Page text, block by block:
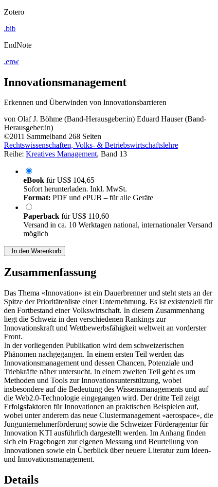
Zotero
.bib
EndNote
.enw
Innovationsmanagement
Erkennen und Überwinden von Innovationsbarrieren
von Olaf J. Böhme (Band-Herausgeber:in) Eduard Hauser (Band-
Herausgeber:in)
©2011 Sammelband 268 Seiten
Rechtswissenschaften, Volks- & Betriebswirtschaftslehre
Reihe: Kreatives Management, Band 13
eBook fürUS$ 104,65
Sofort herunterladen. Inkl. MwSt.
Format: PDF und ePUB – für alle Geräte
Paperback fürUS$ 110,60
Versand in ca. 10 Werktagen national, internationaler Versand
möglich
In den Warenkorb
Zusammenfassung
Das Thema «Innovation» ist ein Dauerbrenner und steht stets an der
Spitze der Prioritätenliste einer Unternehmung. Es ist existenziell für
den Fortbestand einer Volkswirtschaft. In diesem Zusammenhang
liegt die Schweiz in den verschiedenen Rankings zur
Innovationskraft und Wettbewerbsfähigkeit weltweit an vorderster
Front.
In der vorliegenden Publikation wird dem schweizerischen
Phänomen nachgegangen. In einem ersten Teil werden das
Innovationsmanagement und dessen Chancen, Potenziale und
Triebkräfte näher untersucht. In einem zweiten Teil geht es um
Methoden und Tools zur Innovationsunterstützung, wobei
insbesondere auf die Bedeutung des Wissensmanagements und auf
die Web2.0-Technologie eingegangen wird. Der dritte Teil zeigt
Erfolgsfaktoren für Innovationen an praktischen Beispielen auf,
wobei unter anderem das neue Clustermanagement «aerospace», die
Jungunternehmerförderung sowie die Schweizer Förderagentur für
Innovation KTI ausführlich dargestellt werden. Im Anhang finden
sich ein Fragebogen zur eigenen Messung und Beurteilung von
Innovationen sowie ein Überblick über neuere Literatur zum Ideen-
und Innovationsmanagement.
Details